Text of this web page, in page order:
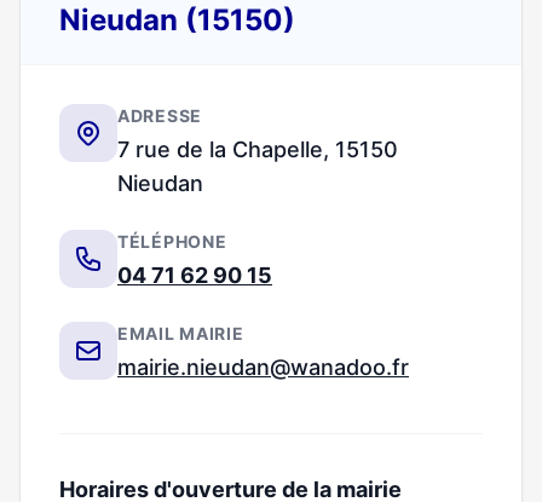
Nieudan (15150)
ADRESSE
7 rue de la Chapelle, 15150
Nieudan
TÉLÉPHONE
04 71 62 90 15
EMAIL MAIRIE
mairie.nieudan@wanadoo.fr
Horaires d'ouverture de la mairie